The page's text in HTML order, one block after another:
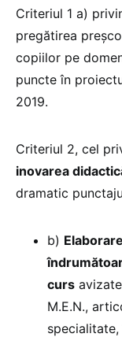
Criteriul 1 a)
pregătirea
copiilor pe
puncte în
2019.
Criteriul 2, cel
inovarea
dramatic
b)
curs
M.E.N.,
specialitate,